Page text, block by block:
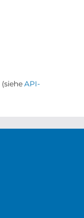
(siehe API-